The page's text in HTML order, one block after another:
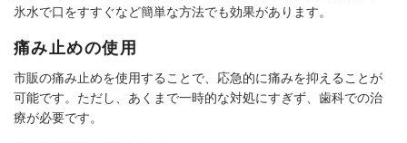
氷水で口をすすぐなど簡単な方法でも効果があります。
痛み止めの使用
市販の痛み止めを使用することで、応急的に痛みを抑えることが
可能です。ただし、あくまで一時的な対処にすぎず、歯科での治
療が必要です。